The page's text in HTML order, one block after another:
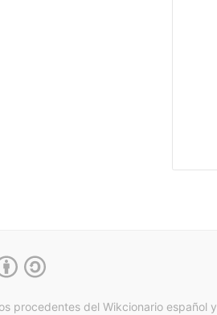
procedentes del Wikcionario español y